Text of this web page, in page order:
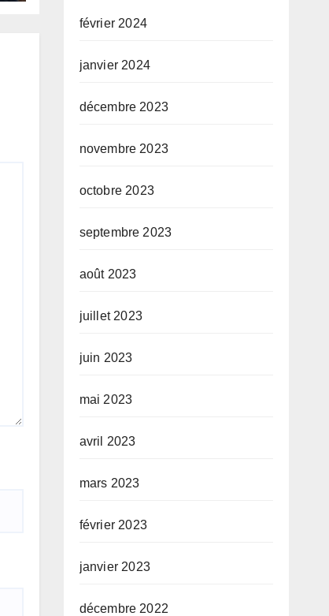
février 2024
janvier 2024
décembre 2023
novembre 2023
octobre 2023
septembre 2023
août 2023
juillet 2023
juin 2023
mai 2023
avril 2023
mars 2023
février 2023
janvier 2023
décembre 2022